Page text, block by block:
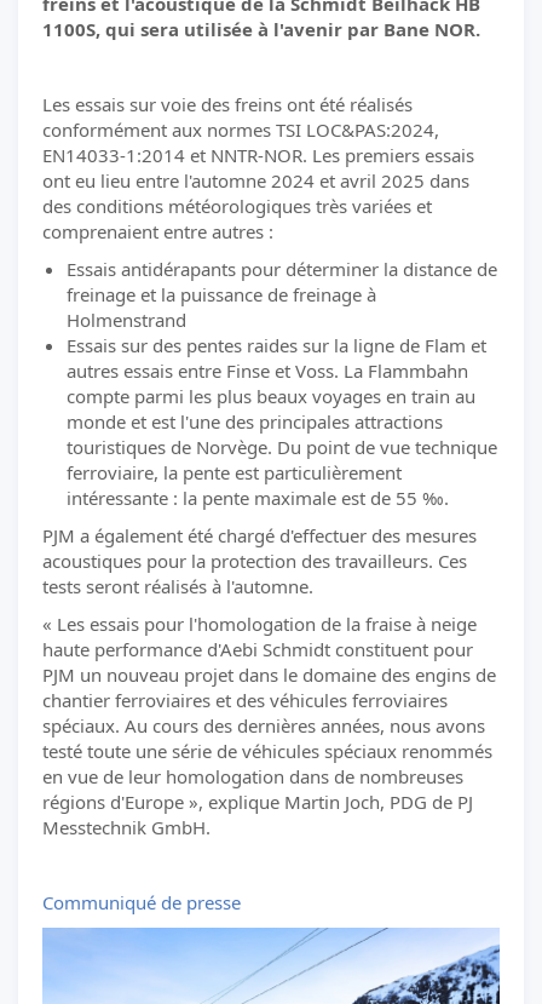
1100S, qui sera utilisée à l'avenir par Bane NOR.
Les essais sur voie des freins ont été réalisés
conformément aux normes TSI LOC&PAS:2024,
EN14033-1:2014 et NNTR-NOR. Les premiers essais
ont eu lieu entre l'automne 2024 et avril 2025 dans
des conditions météorologiques très variées et
comprenaient entre autres :
Essais antidérapants pour déterminer la distance de
freinage et la puissance de freinage à
Holmenstrand
Essais sur des pentes raides sur la ligne de Flam et
autres essais entre Finse et Voss. La Flammbahn
compte parmi les plus beaux voyages en train au
monde et est l'une des principales attractions
touristiques de Norvège. Du point de vue technique
ferroviaire, la pente est particulièrement
intéressante : la pente maximale est de 55 ‰.
PJM a également été chargé d'effectuer des mesures
acoustiques pour la protection des travailleurs. Ces
tests seront réalisés à l'automne.
« Les essais pour l'homologation de la fraise à neige
haute performance d'Aebi Schmidt constituent pour
PJM un nouveau projet dans le domaine des engins de
chantier ferroviaires et des véhicules ferroviaires
spéciaux. Au cours des dernières années, nous avons
testé toute une série de véhicules spéciaux renommés
en vue de leur homologation dans de nombreuses
régions d'Europe », explique Martin Joch, PDG de PJ
Messtechnik GmbH.
Communiqué de presse